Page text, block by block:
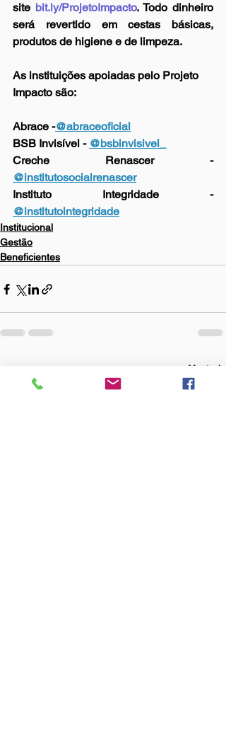
site bit.ly/ProjetoImpacto. Todo dinheiro
será revertido em cestas básicas,
produtos de higiene e de limpeza.
As instituições apoiadas pelo Projeto
Impacto são:
Abrace -@abraceoficial
BSB Invisível - @bsbinvisivel_
Creche Renascer -
@institutosocialrenascer
Instituto Integridade -
@institutointegridade
Institucional
Gestão
Beneficientes
Ver tudo